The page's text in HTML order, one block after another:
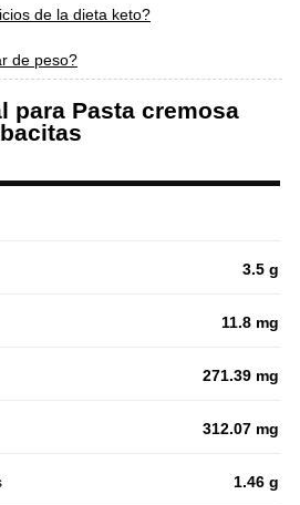
de la dieta keto?
de peso?
para Pasta cremosa
3.5 g
11.8 mg
271.39 mg
312.07 mg
1.46 g